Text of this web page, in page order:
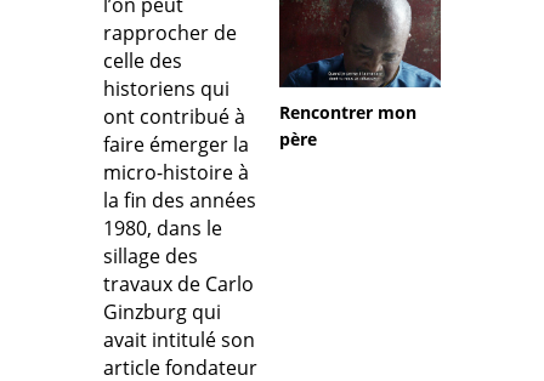
rapprocher de
celle des
historiens qui
ont contribué à
faire émerger la
micro-histoire à
la fin des années
1980, dans le
sillage des
travaux de Carlo
Ginzburg qui
avait intitulé son
article fondateur
Rencontrer mon
père